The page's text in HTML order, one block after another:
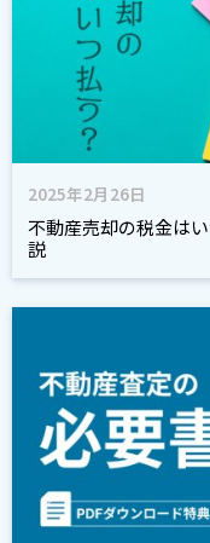
2025年2月26日
不動産売却の税金は
説